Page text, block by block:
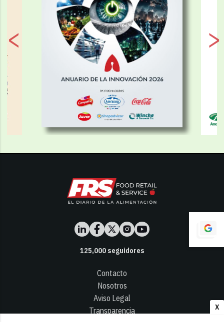
X
125,000seguidores
Contacto
Nosotros
Aviso Legal
Transparencia